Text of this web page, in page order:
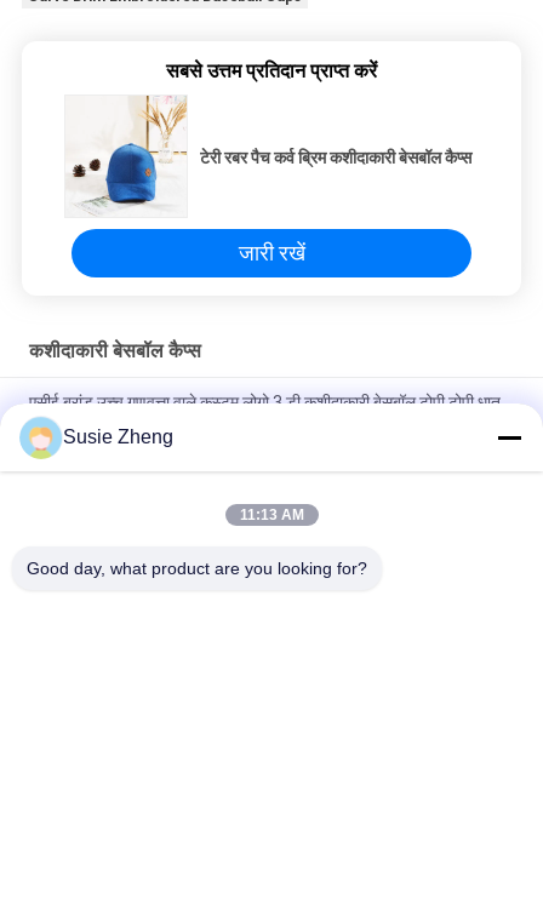
सबसे उत्तम प्रतिदान प्राप्त करें
टेरी रबर पैच कर्व ब्रिम कशीदाकारी बेसबॉल कैप्स
जारी रखें
कशीदाकारी बेसबॉल कैप्स
एसीई ब्रांड उच्च गुणवत्ता वाले कस्टम लोगो 3 डी कशीदाकारी बेसबॉल टोपी टोपी धातु
बकसुआ के साथ
100% पॉलिएस्टर 6 पैनल बेसबॉल कैप सॉलिड क्लासिकल सिक्स पैनल अनस्ट्रक्चर्ड
Susie Zheng
11:13 AM
Good day, what product are you looking for?